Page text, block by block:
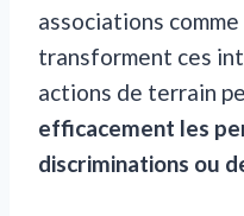
associations
transforment ces
actions de terrain
efficacement les
discriminations ou